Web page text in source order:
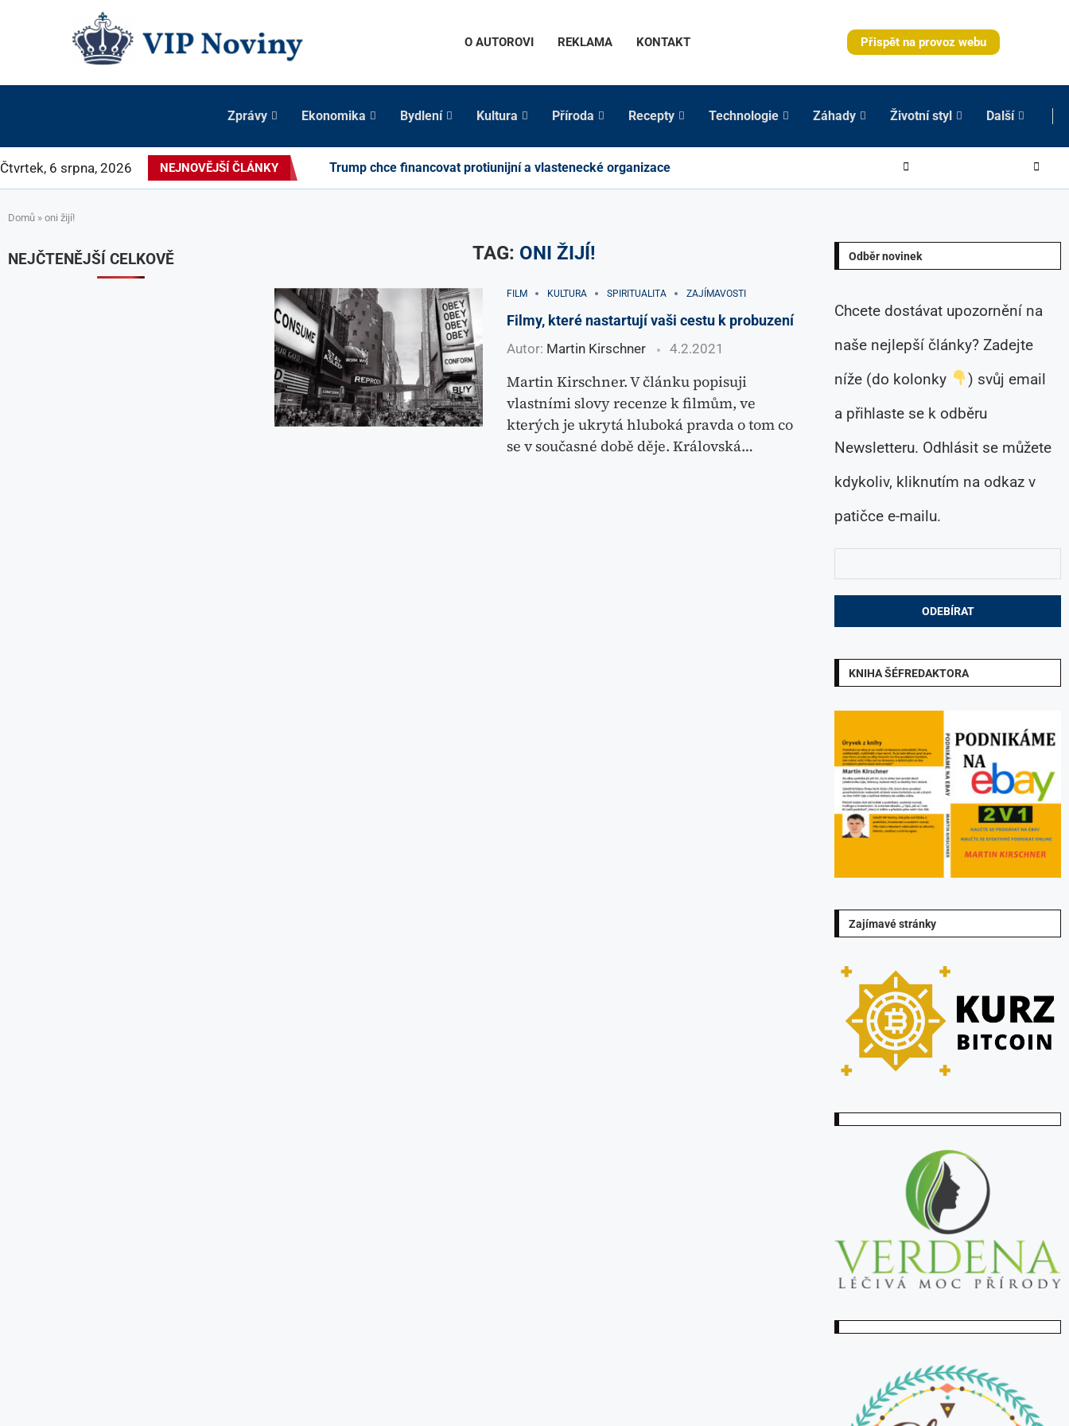
O AUTOROVI REKLAMA KONTAKT Přispět na provoz webu
Zprávy Ekonomika Bydlení Kultura Příroda Recepty Technologie Záhady Životní styl Další
Čtvrtek, 6 srpna, 2026 NEJNOVĚJŠÍ ČLÁNKY Trump chce financovat protiunijní a vlastenecké organizace
Domů » oni žijí!
TAG: ONI ŽIJÍ!
FILM KULTURA SPIRITUALITA ZAJÍMAVOSTI
Filmy, které nastartují vaši cestu k probuzení
Autor: Martin Kirschner 4.2.2021
Martin Kirschner. V článku popisuji
vlastními slovy recenze k filmům, ve
kterých je ukrytá hluboká pravda o tom co
se v současné době děje. Královská…
Odběr novinek
Chcete dostávat upozornění na
naše nejlepší články? Zadejte
níže (do kolonky
) svůj email
a přihlaste se k odběru
Newsletteru. Odhlásit se můžete
kdykoliv, kliknutím na odkaz v
patičce e-mailu.
KNIHA ŠÉFREDAKTORA
Zajímavé stránky
NEJČTENĚJŠÍ CELKOVĚ